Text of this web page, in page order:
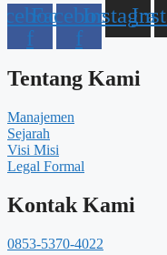
f
Facebook-
f
Tentang Kami
Manajemen
Sejarah
Visi Misi
Legal Formal
Kontak Kami
0853-5370-4022